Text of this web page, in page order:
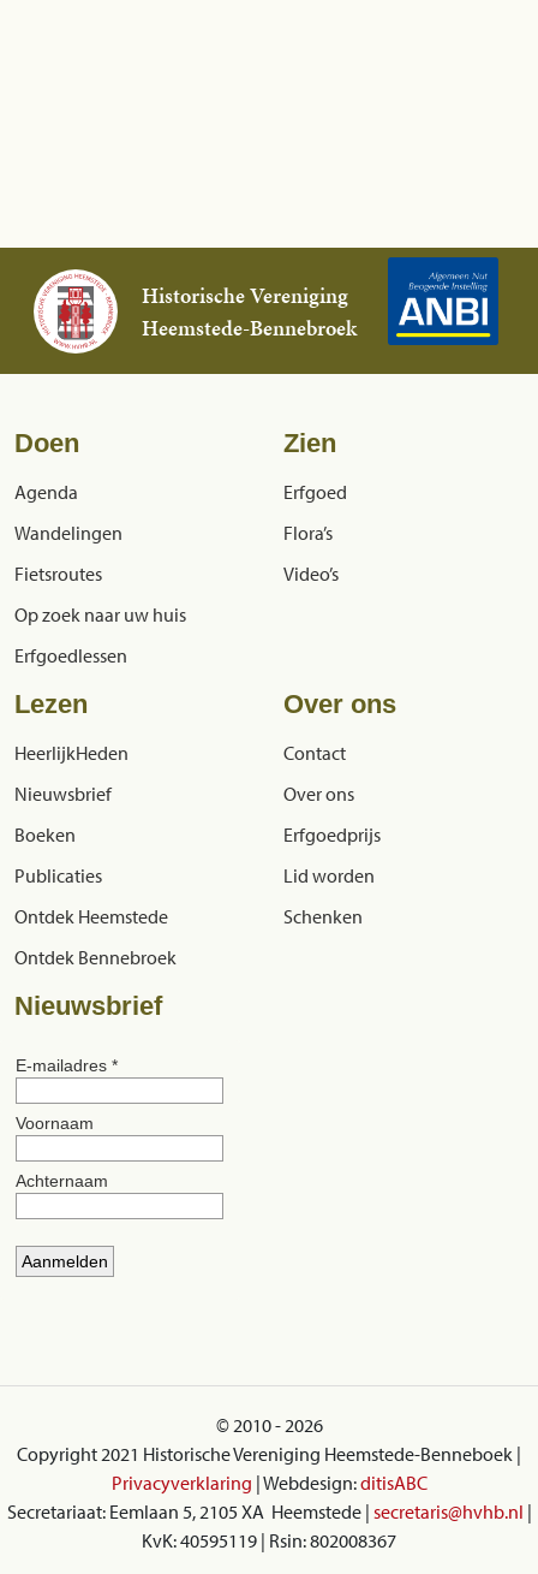
Historische Vereniging
Heemstede-Bennebroek
Doen
Agenda
Wandelingen
Fietsroutes
Op zoek naar uw huis
Erfgoedlessen
Zien
Erfgoed
Flora’s
Video’s
Lezen
HeerlijkHeden
Nieuwsbrief
Boeken
Publicaties
Ontdek Heemstede
Ontdek Bennebroek
Over ons
Contact
Over ons
Erfgoedprijs
Lid worden
Schenken
Nieuwsbrief
© 2010 - 2026
Copyright 2021 Historische Vereniging Heemstede-Benneboek |
Privacyverklaring | Webdesign:ditisABC
Secretariaat: Eemlaan 5, 2105 XA Heemstede | secretaris@hvhb.nl |
KvK: 40595119 | Rsin: 802008367